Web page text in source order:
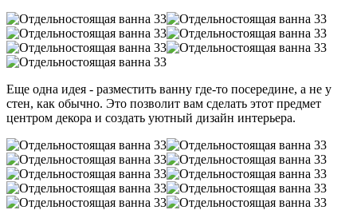
Еще одна идея - разместить ванну где-то посередине, а не у
стен, как обычно. Это позволит вам сделать этот предмет
центром декора и создать уютный дизайн интерьера.